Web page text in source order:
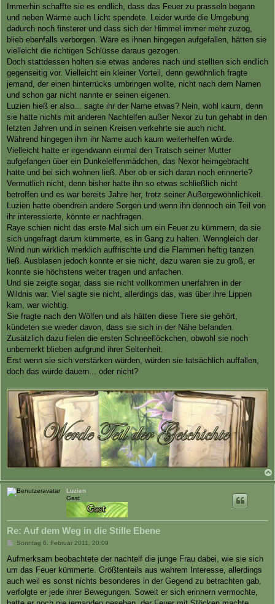
Immerhin schaffte sie es endlich, dass das Feuer zu prasseln begann
und neben Wärme auch Licht spendete. Leider wurde die Umgebung
dadurch noch finsterer und dass sich der Himmel immer mehr zuzog,
blieb ebenfalls verborgen. Wäre es ihnen hingegen aufgefallen, hätten sie
vielleicht die richtigen Schlüsse daraus gezogen.
Doch stattdessen holten sie etwas anderes nach und stellten sich endlich
gegenseitig vor. Vielleicht ein kleiner Vorteil, denn gewöhnlich fragte
jemand, der einen hinterrücks umbringen wollte, nicht nach dem Namen
und schon gar nicht nannte er seinen eigenen.
Luzien hieß er also... sagte ihr der Name etwas? Nein, wohl kaum, denn
sie hatte nichts mit anderen Nachtelfen außer Nexor zu tun gehabt in den
letzten Jahren und in seinen Kreisen verkehrte sie auch nicht.
Während hingegen ihm ihr Name auch kaum weiterhelfen würde.
Vielleicht hatte er irgendwann einmal den Tratsch seiner Mutter
aufgefangen über ein Dunkelelfenmädchen, das Nexor heimgebracht
hatte und bei sich wohnen ließ. Aber ob er sich daran noch erinnerte?
Vermutlich nicht, denn bisher hatte ihn so etwas schließlich nicht
betroffen und es war bereits Jahre her, trotz seiner Außergewöhnlichkeit.
Luzien hatte obendrein andere Sorgen und wenn ihn dennoch ein Teil von
ihr interessierte, könnte er nachfragen.
Raye schien nicht das erste Mal sich um ein Feuer zu kümmern, da sie
sich ungefragt darum kümmerte, es in Gang zu halten. Wenngleich der
Wind nun wirklich merklich auffrischte und die Flammen heftig tanzen
ließ. Ausblasen jedoch konnte er sie nicht, dazu waren sie zu groß, er
konnte sie höchstens weiter tragen und anfachen.
Und sie zeigte sogar, dass sie nicht vollkommen unerfahren in der
Wildnis war. Viel sagte sie nicht, allerdings das, was über ihre Lippen
kam, war wichtig.
Sie fragte nach den Wölfen und als hätten diese Tiere sie gehört,
kündeten sie wieder davon, dass sie sich in der Nähe befanden.
Zusätzlich dazu fielen die ersten Schneeflöckchen, obwohl sie noch
unbemerkt blieben aufgrund ihrer Seltenheit.
Erst wenn sie sich verstärken würden, würden sie tatsächlich auffallen,
doch das würde dauern... oder nicht?
Luzien
Gast
Re: Auf dem Weg in die Stille Ebene
B
r
a
Sonntag 6. Februar 2011, 20:09
Aufmerksam beobachtete der nachtelf die junge Frau dabei, wie sie sich
um das Feuer kümmerte. Größtenteils aus wahrem Interesse, allerdings
auch weil es sonst nichts besonderes in der Gegend zu betrachten gab,
verfolgte er jede ihrer Bewegungen. Soweit er sich erinnern vermochte,